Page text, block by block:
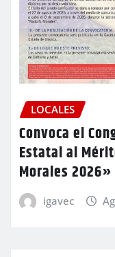
LOCALES
Convoca el
Estatal al
Morales 2026»
igavec